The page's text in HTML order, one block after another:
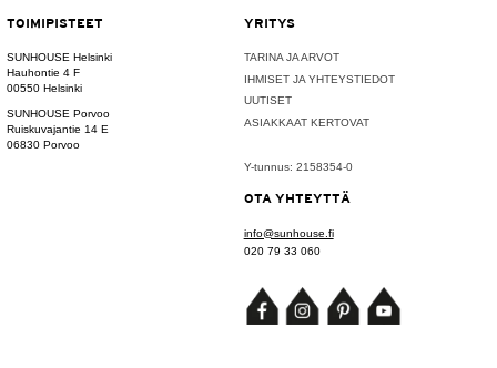
TOIMIPISTEET
SUNHOUSE Helsinki
Hauhontie 4 F
00550 Helsinki
SUNHOUSE Porvoo
Ruiskuvajantie 14 E
06830 Porvoo
YRITYS
TARINA JA ARVOT
IHMISET JA YHTEYSTIEDOT
UUTISET
ASIAKKAAT KERTOVAT
Y-tunnus: 2158354-0
OTA YHTEYTTÄ
info@sunhouse.fi
020 79 33 060